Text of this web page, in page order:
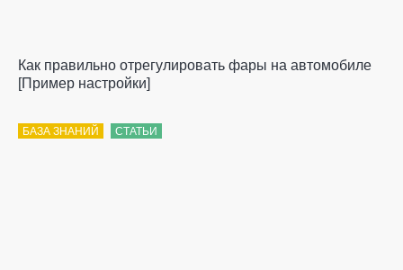
Как правильно отрегулировать фары на автомобиле
[Пример настройки]
БАЗА ЗНАНИЙ СТАТЬИ